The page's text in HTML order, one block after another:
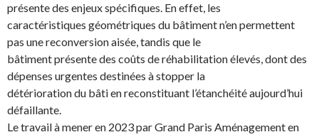
présente des enjeux spécifiques. En effet, les
caractéristiques géométriques du bâtiment n’en permettent
pas une reconversion aisée, tandis que le
bâtiment présente des coûts de réhabilitation élevés, dont des
dépenses urgentes destinées à stopper la
détérioration du bâti en reconstituant l’étanchéité aujourd’hui
défaillante.
Le travail à mener en 2023 par Grand Paris Aménagement en